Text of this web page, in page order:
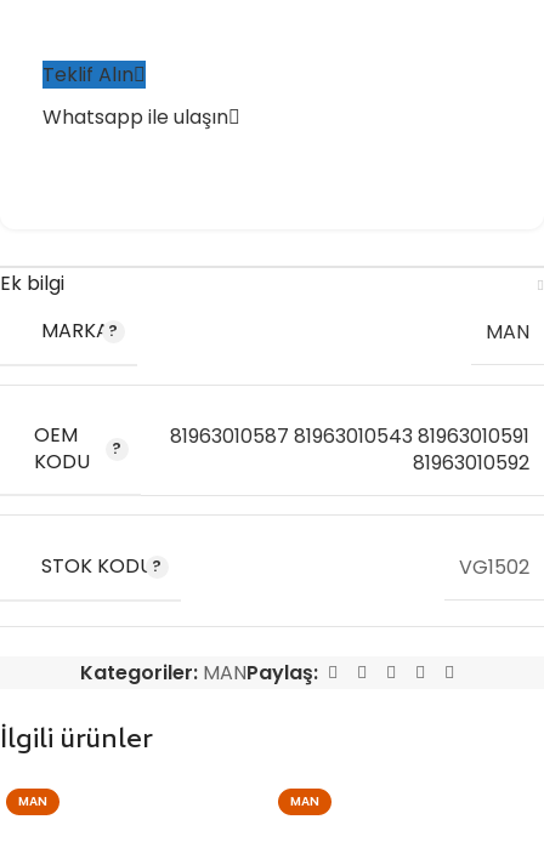
Teklif Alın
Whatsapp ile ulaşın
Ek bilgi
MARKA
MAN
OEM
KODU
81963010587 81963010543 81963010591
81963010592
STOK KODU VG1502
Kategoriler: MANPaylaş:
İlgili ürünler
MAN MAN